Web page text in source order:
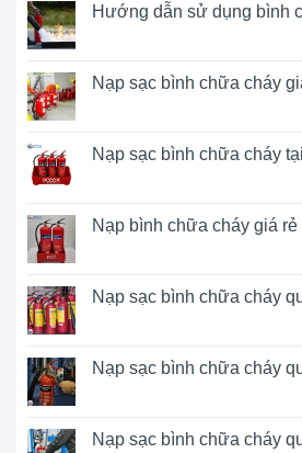
Hướng dẫn sử dụng bình
Nạp sạc bình chữa cháy
Nạp sạc bình chữa cháy
Nạp bình chữa cháy giá rẻ
Nạp sạc bình chữa cháy
Nạp sạc bình chữa cháy
Nạp sạc bình chữa cháy